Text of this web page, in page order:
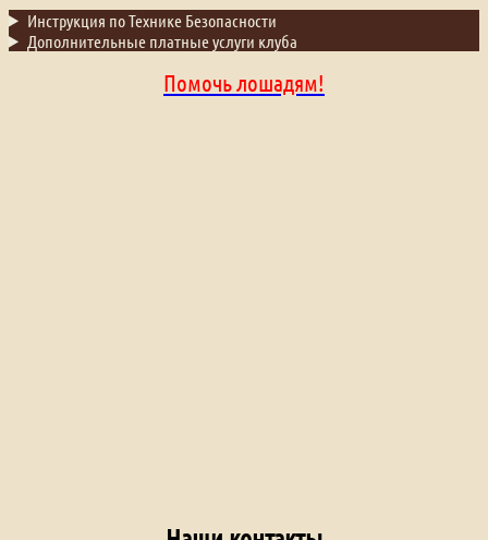
Инструкция по Технике Безопасности
Дополнительные платные услуги клуба
Помочь лошадям!